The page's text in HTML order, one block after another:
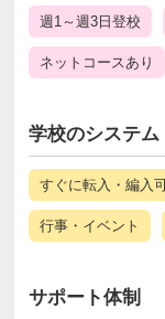
週1～週3日登校
ネットコースあり
学校のシステム
すぐに転入・編入
行事・イベント
サポート体制